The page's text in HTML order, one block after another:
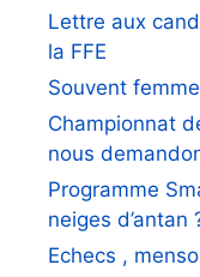
Lettre aux
la FFE
Souvent
Championnat
nous
Programme
neiges d’antan
Echecs ,